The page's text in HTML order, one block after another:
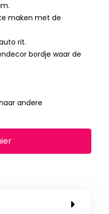
maken met de
rit.
bordje waar de
andere